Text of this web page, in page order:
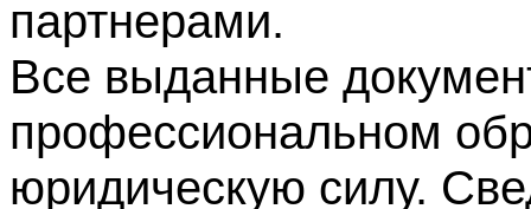
партнерами.
Все выданные
профессиональном
юридическую силу.